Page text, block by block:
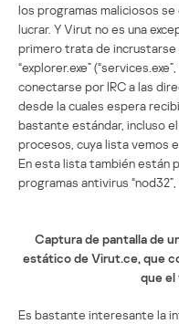
los programas maliciosos
lucrar. Y Virut no es una
primero trata de incrustarse
“explorer.exe”
conectarse por IRC a las
desde la cuales espera
bastante estándar, incluso
procesos, cuya lista vemos
En esta lista también están
programas antivirus “nod32”,
Captura de pantalla de
estático de Virut.ce, que
que el
Es bastante interesante la